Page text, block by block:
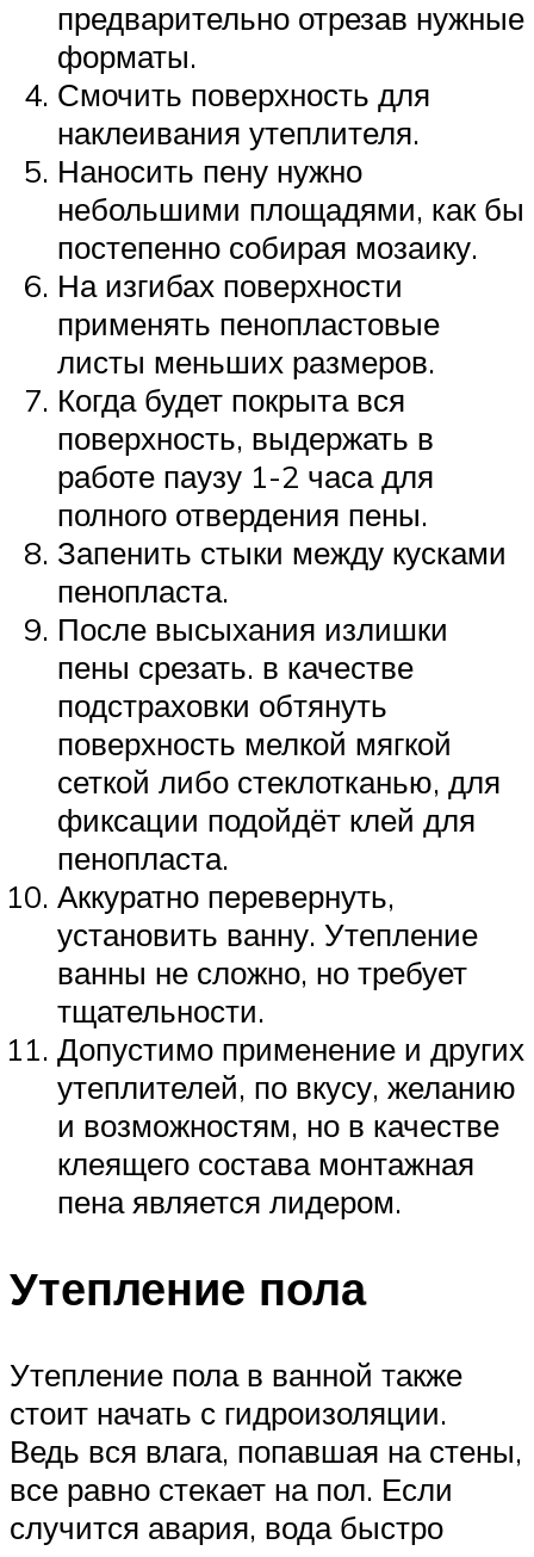
предварительно отрезав нужные
форматы.
Смочить поверхность для
наклеивания утеплителя.
Наносить пену нужно
небольшими площадями, как бы
постепенно собирая мозаику.
На изгибах поверхности
применять пенопластовые
листы меньших размеров.
Когда будет покрыта вся
поверхность, выдержать в
работе паузу 1-2 часа для
полного отвердения пены.
Запенить стыки между кусками
пенопласта.
После высыхания излишки
пены срезать. в качестве
подстраховки обтянуть
поверхность мелкой мягкой
сеткой либо стеклотканью, для
фиксации подойдёт клей для
пенопласта.
Аккуратно перевернуть,
установить ванну. Утепление
ванны не сложно, но требует
тщательности.
Допустимо применение и других
утеплителей, по вкусу, желанию
и возможностям, но в качестве
клеящего состава монтажная
пена является лидером.
Утепление пола
Утепление пола в ванной также
стоит начать с гидроизоляции.
Ведь вся влага, попавшая на стены,
все равно стекает на пол. Если
случится авария, вода быстро